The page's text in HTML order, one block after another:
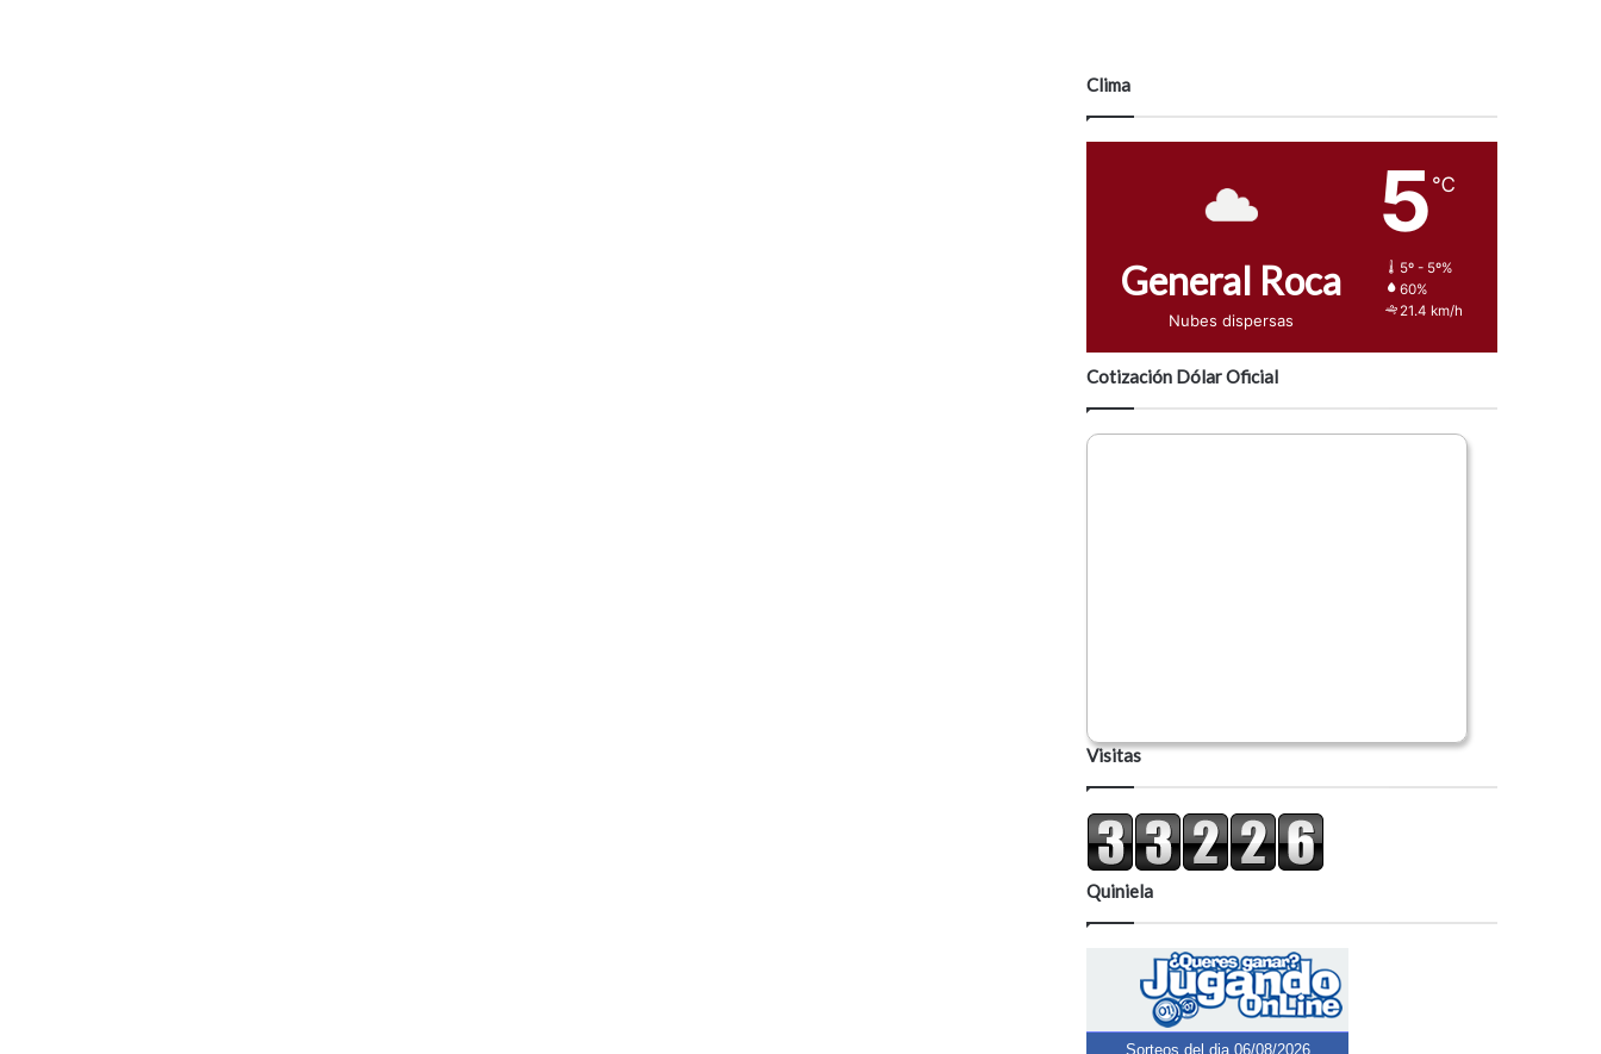
Clima
General Roca
Nubes dispersas
5 ℃
5º - 5º%
60%
21.4 km/h
Cotización Dólar Oficial
Visitas
Quiniela